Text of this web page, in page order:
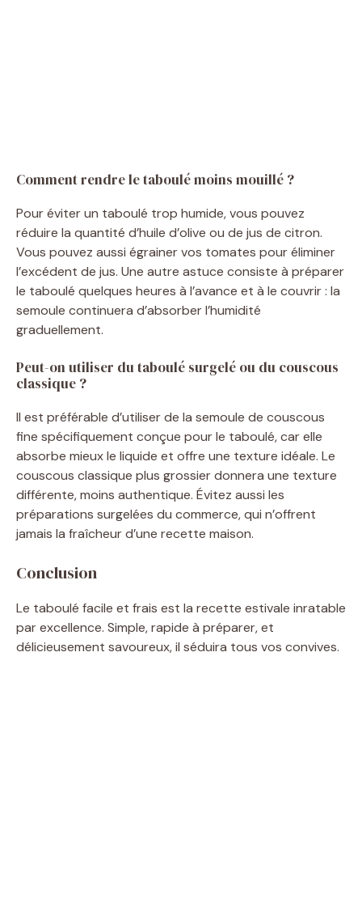
Comment rendre le taboulé moins mouillé ?
Pour éviter un taboulé trop humide, vous pouvez
réduire la quantité d’huile d’olive ou de jus de citron.
Vous pouvez aussi égrainer vos tomates pour éliminer
l’excédent de jus. Une autre astuce consiste à préparer
le taboulé quelques heures à l’avance et à le couvrir : la
semoule continuera d’absorber l’humidité
graduellement.
Peut-on utiliser du taboulé surgelé ou du couscous
classique ?
Il est préférable d’utiliser de la semoule de couscous
fine spécifiquement conçue pour le taboulé, car elle
absorbe mieux le liquide et offre une texture idéale. Le
couscous classique plus grossier donnera une texture
différente, moins authentique. Évitez aussi les
préparations surgelées du commerce, qui n’offrent
jamais la fraîcheur d’une recette maison.
Conclusion
Le taboulé facile et frais est la recette estivale inratable
par excellence. Simple, rapide à préparer, et
délicieusement savoureux, il séduira tous vos convives.